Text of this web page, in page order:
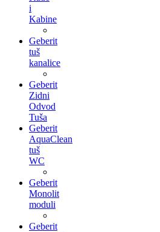
i
Kabine
Geberit
tuš
kanalice
Geberit
Zidni
Odvod
Tuša
Geberit
AquaClean
tuš
WC
Geberit
Monolit
moduli
Geberit